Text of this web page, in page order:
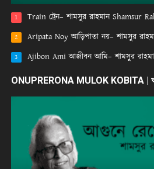
1 Train ট্রেন– শামসুর রাহমান Shamsur
2 Aripata Noy আড়িপাতা নয়– শামসুর
3 Ajibon Ami আজীবন আমি– শামসুর
ONUPRERONA MULOK KOBITA |